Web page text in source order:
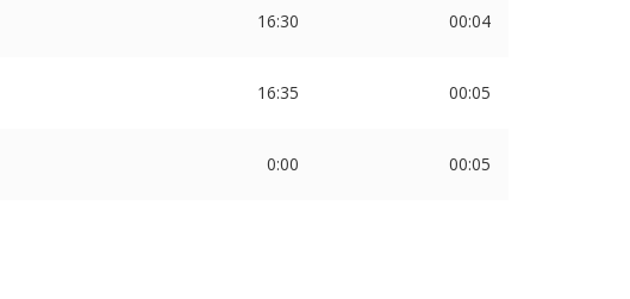
16:30 00:04
16:35 00:05
0:00 00:05